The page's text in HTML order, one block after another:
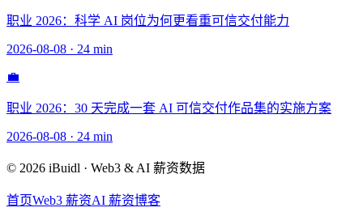
职业 2026：科学 AI 岗位为何更看重可信交付能力
2026-08-08 · 24 min
💼
职业 2026：30 天完成一套 AI 可信交付作品集的实施方案
2026-08-08 · 24 min
© 2026 iBuidl · Web3 & AI 薪资数据
首页Web3 薪资AI 薪资博客